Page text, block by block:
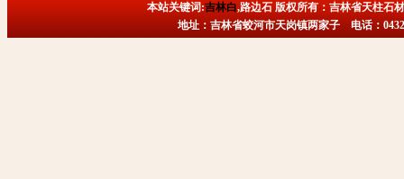
本站关键词:吉林白,路边石 版权所有：吉林省天柱石
地址：吉林省蛟河市天岗镇两家子 电话：